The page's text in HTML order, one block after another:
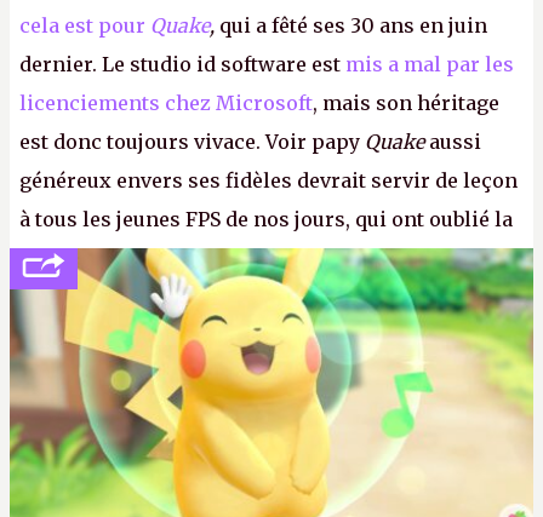
cela est pour Quake, qui a fêté ses 30 ans en juin
dernier. Le studio id software est mis a mal par les
licenciements chez Microsoft, mais son héritage
est donc toujours vivace. Voir papy Quakeaussi
généreux envers ses fidèles devrait servir de leçon
à tous les jeunes FPS de nos jours, qui ont oublié la
politesse et le respect envers leurs joueurs et les
anciens. Il leur faudrait une bonne guerre des
consoles à ces petits cons !